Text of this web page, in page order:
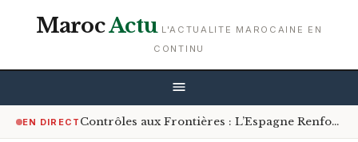
MarocActu L'ACTUALITE MAROCAINE EN
CONTINU
EN DIRECT Contrôles aux Frontières : L’Espagne Renforce les Mesures pour les Voyageurs en Provenance d’Italie